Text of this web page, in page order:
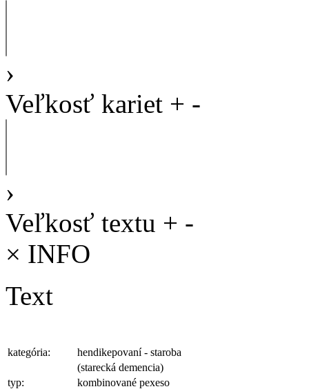
›
Veľkosť kariet + -
›
Veľkosť textu + -
× INFO
Text
kategória:
hendikepovaní - staroba
(starecká demencia)
typ:
kombinované pexeso